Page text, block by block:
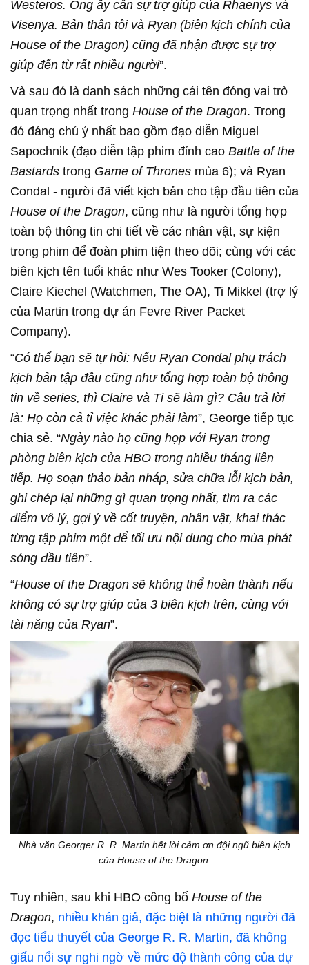
Westeros. Ông ấy cần sự trợ giúp của Rhaenys và
Visenya. Bản thân tôi và Ryan (biên kịch chính của
House of the Dragon) cũng đã nhận được sự trợ
giúp đến từ rất nhiều người”.
Và sau đó là danh sách những cái tên đóng vai trò
quan trọng nhất trong House of the Dragon. Trong
đó đáng chú ý nhất bao gồm đạo diễn Miguel
Sapochnik (đạo diễn tập phim đỉnh cao Battle of the
Bastards trong Game of Thrones mùa 6); và Ryan
Condal - người đã viết kịch bản cho tập đầu tiên của
House of the Dragon, cũng như là người tổng hợp
toàn bộ thông tin chi tiết về các nhân vật, sự kiện
trong phim để đoàn phim tiện theo dõi; cùng với các
biên kịch tên tuổi khác như Wes Tooker (Colony),
Claire Kiechel (Watchmen, The OA), Ti Mikkel (trợ lý
của Martin trong dự án Fevre River Packet
Company).
“Có thể bạn sẽ tự hỏi: Nếu Ryan Condal phụ trách
kịch bản tập đầu cũng như tổng hợp toàn bộ thông
tin về series, thì Claire và Ti sẽ làm gì? Câu trả lời
là: Họ còn cả tỉ việc khác phải làm”, George tiếp tục
chia sẻ. “Ngày nào họ cũng họp với Ryan trong
phòng biên kịch của HBO trong nhiều tháng liên
tiếp. Họ soạn thảo bản nháp, sửa chữa lỗi kịch bản,
ghi chép lại những gì quan trọng nhất, tìm ra các
điểm vô lý, gợi ý về cốt truyện, nhân vật, khai thác
từng tập phim một để tối ưu nội dung cho mùa phát
sóng đầu tiên”.
“House of the Dragon sẽ không thể hoàn thành nếu
không có sự trợ giúp của 3 biên kịch trên, cùng với
tài năng của Ryan”.
Nhà văn Georger R. R. Martin hết lời cảm ơn đội ngũ biên kịch
của House of the Dragon.
Tuy nhiên, sau khi HBO công bố House of the
Dragon, nhiều khán giả, đặc biệt là những người đã
đọc tiểu thuyết của George R. R. Martin, đã không
giấu nổi sự nghi ngờ về mức độ thành công của dự